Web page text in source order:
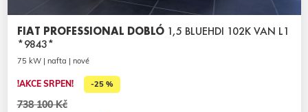
FIAT PROFESSIONAL DOBLÓ 1,5 BLUEHDI 102K VAN L1
*9843*
75 kW | nafta | nové
!AKCE SRPEN! -25 %
738 100 Kč